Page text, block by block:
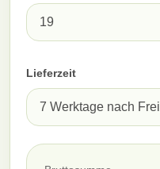
Lieferzeit